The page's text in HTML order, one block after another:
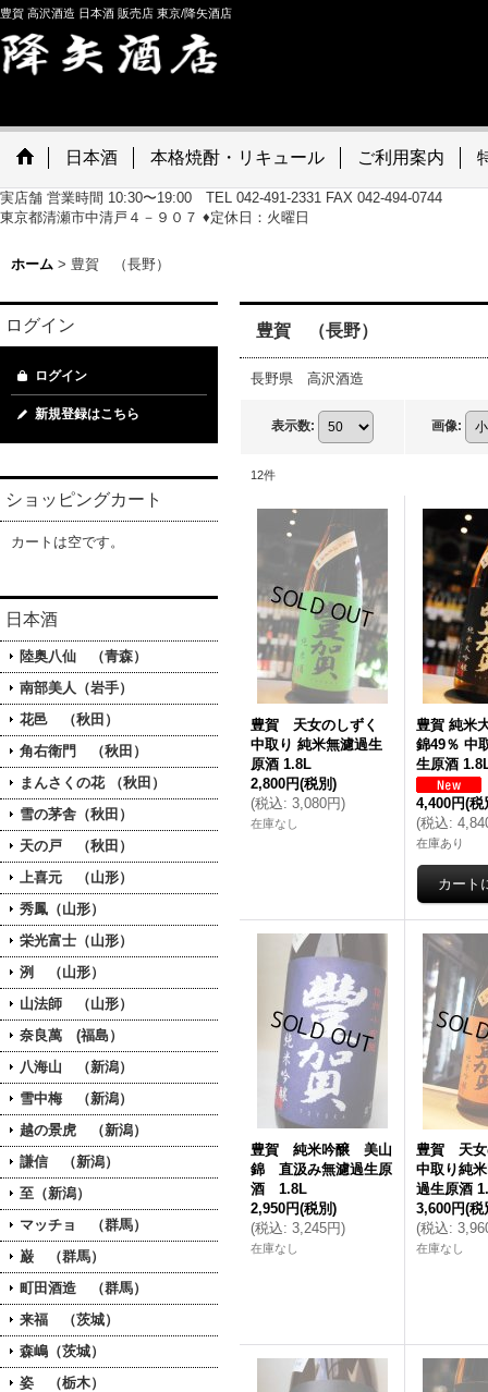
豊賀 高沢酒造 日本酒 販売店 東京/降矢酒店
日本酒 本格焼酎・リキュール ご利用案内
実店舗 営業時間 10:30〜19:00 TEL 042-491-2331 FAX 042-494-0744
東京都清瀬市中清戸４－９０７ ♦定休日：火曜日
ホーム > 豊賀 （長野）
ログイン
ログイン
新規登録はこちら
ショッピングカート
カートは空です。
日本酒
陸奥八仙 （青森）
南部美人（岩手）
花邑 （秋田）
角右衛門 （秋田）
まんさくの花 （秋田）
雪の茅舎（秋田）
天の戸 （秋田）
上喜元 （山形）
秀鳳（山形）
栄光富士（山形）
洌 （山形）
山法師 （山形）
奈良萬 (福島）
八海山 （新潟）
雪中梅 （新潟）
越の景虎 （新潟）
謙信 （新潟）
至（新潟）
マッチョ （群馬）
巌 （群馬）
町田酒造 （群馬）
来福 （茨城）
森嶋（茨城）
姿 （栃木）
豊賀 （長野）
長野県 高沢酒造
表示数: 画像:
12件
豊賀 天女のしずく
中取り 純米無濾過生
原酒 1.8L
2,800円(税別)
(税込: 3,080円)
在庫なし
豊賀 純米
錦49％ 中
生原酒
4,400円(税
(税込:
在庫あり
豊賀 純米吟醸 美山
錦 直汲み無濾過生原
酒 1.8L
2,950円(税別)
(税込: 3,245円)
在庫なし
豊賀 天
中取り純
過生原酒
3,600円(税
(税込:
在庫なし